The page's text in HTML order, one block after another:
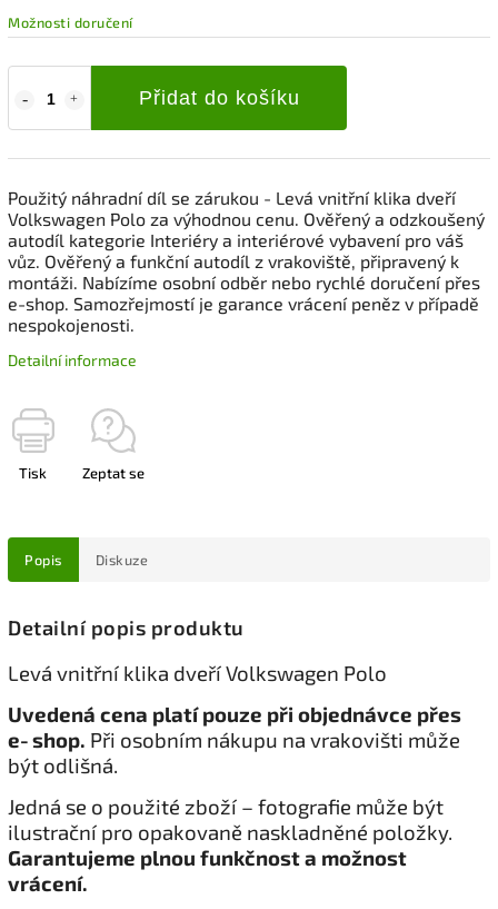
Možnosti doručení
Přidat do košíku
Použitý náhradní díl se zárukou - Levá vnitřní klika dveří
Volkswagen Polo za výhodnou cenu. Ověřený a odzkoušený
autodíl kategorie Interiéry a interiérové vybavení pro váš
vůz. Ověřený a funkční autodíl z vrakoviště, připravený k
montáži. Nabízíme osobní odběr nebo rychlé doručení přes
e-shop. Samozřejmostí je garance vrácení peněz v případě
nespokojenosti.
Detailní informace
Tisk Zeptat se
Popis Diskuze
Detailní popis produktu
Levá vnitřní klika dveří Volkswagen Polo
Uvedená cena platí pouze při objednávce přes
e‑shop. Při osobním nákupu na vrakovišti může
být odlišná.
Jedná se o použité zboží – fotografie může být
ilustrační pro opakovaně naskladněné položky.
Garantujeme plnou funkčnost a možnost
vrácení.